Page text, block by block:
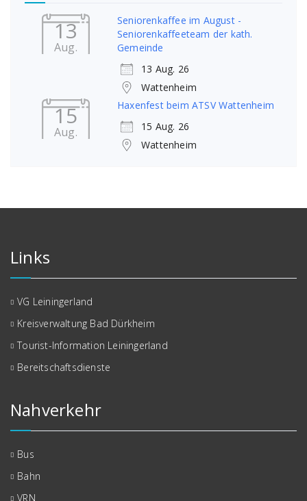
13
Aug.
Seniorenkaffee im August -
Seniorenkaffeeteam der kath.
Gemeinde
13 Aug. 26
Wattenheim
15
Aug.
Haxenfest beim ATSV Wattenheim
15 Aug. 26
Wattenheim
Links
VG Leiningerland
Kreisverwaltung Bad Dürkheim
Tourist-Information Leiningerland
Bereitschaftsdienste
Nahverkehr
Bus
Bahn
VRN